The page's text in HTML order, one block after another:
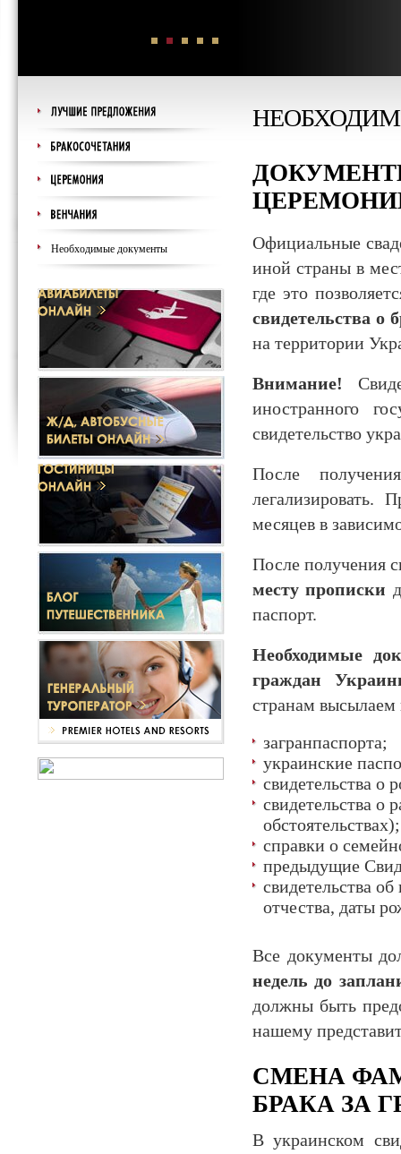
Официальные
иной страны в
где это
свидетельства о
на территории
Внимание!
иностранного
свидетельство
После
легализировать.
месяцев в
После получения
месту прописки
паспорт.
Необходимые
граждан
странам высылаем
загранпаспорта;
украинские
свидетельства о
свидетельства о
обстоятельствах);
справки о
предыдущие
свидетельства
отчества, даты
Все документы
недель до
должны быть
нашему
СМЕНА
БРАКА ЗА
В украинском